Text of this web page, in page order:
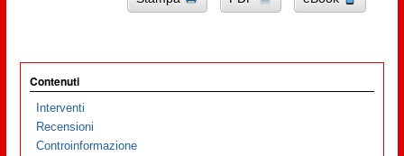
Contenuti
Interventi
Recensioni
Controinformazione